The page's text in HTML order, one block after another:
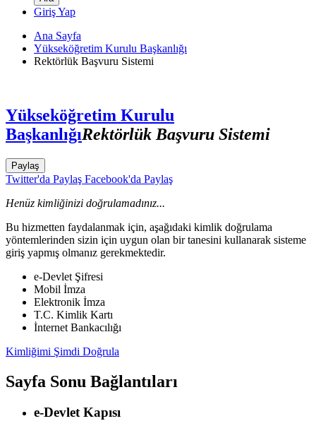
Giriş Yap
Ana Sayfa
Yükseköğretim Kurulu Başkanlığı
Rektörlük Başvuru Sistemi
Yükseköğretim Kurulu
BaşkanlığıRektörlük Başvuru Sistemi
Paylaş
Twitter'da Paylaş Facebook'da Paylaş
Henüz kimliğinizi doğrulamadınız...
Bu hizmetten faydalanmak için, aşağıdaki kimlik doğrulama
yöntemlerinden sizin için uygun olan bir tanesini kullanarak sisteme
giriş yapmış olmanız gerekmektedir.
e-Devlet Şifresi
Mobil İmza
Elektronik İmza
T.C. Kimlik Kartı
İnternet Bankacılığı
Kimliğimi Şimdi Doğrula
Sayfa Sonu Bağlantıları
e-Devlet Kapısı